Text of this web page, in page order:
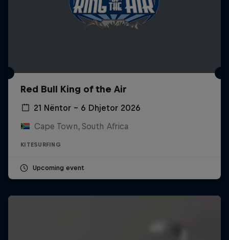
Red Bull King of the Air
21 Nëntor – 6 Dhjetor 2026
Cape Town, South Africa
KITESURFING
Upcoming event